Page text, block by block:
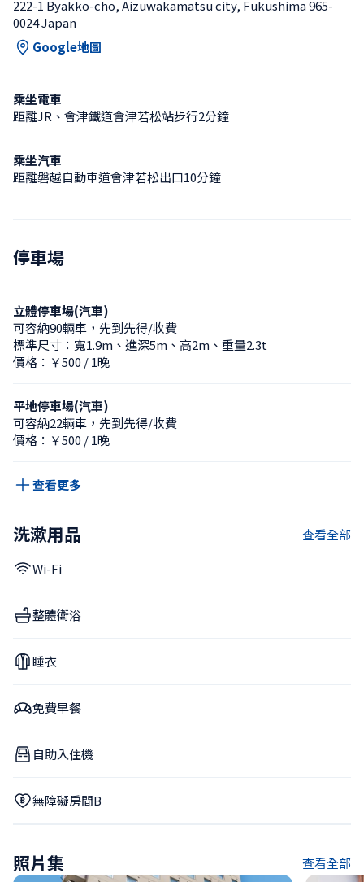
222-1 Byakko-cho, Aizuwakamatsu city, Fukushima 965-
0024 Japan
Google地圖
乘坐電車
距離JR、會津鐵道會津若松站步行2分鐘
乘坐汽車
距離磐越自動車道會津若松出口10分鐘
停車場
立體停車場(汽車)
可容納90輛車，先到先得/收費
標準尺寸：寬1.9m、進深5m、高2m、重量2.3t
價格：￥500 / 1晚
平地停車場(汽車)
可容納22輛車，先到先得/收費
價格：￥500 / 1晚
查看更多
洗漱用品 查看全部
Wi-Fi
整體衛浴
睡衣
免費早餐
自助入住機
無障礙房間B
照片集 查看全部